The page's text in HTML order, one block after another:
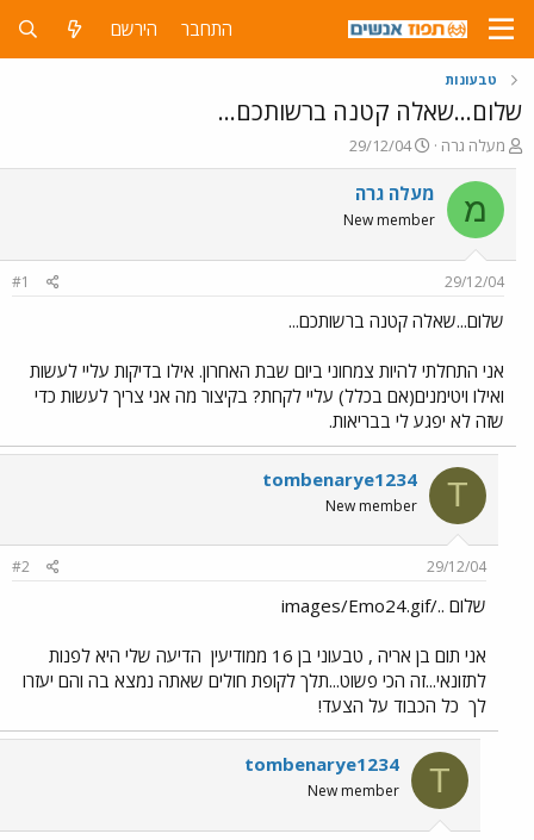
התחבר הירשם
טבעונות
שלום...שאלה קטנה ברשותכם...
פ
ו
ת
ח
ה
ש
א
מעלה גרה
פ
ו
ר
ם
ר
ך
29/12/04
מ מעלה גרה
New member
29/12/04
#1
שלום...שאלה קטנה ברשותכם...
אני התחלתי להיות צמחוני ביום שבת האחרון. אילו בדיקות עליי לעשות
ואילו ויטימנים(אם בכלל) עליי לקחת? בקיצור מה אני צריך לעשות כדי
שזה לא יפגע לי בבריאות.
T
tombenarye1234
New member
29/12/04
#2
שלום ../images/Emo24.gif
אני תום בן אריה , טבעוני בן 16 ממודיעין
הדיעה שלי היא לפנות
לתזונאי...זה הכי פשוט...תלך לקופת חולים שאתה נמצא בה והם יעזרו
לך כל הכבוד על הצעד!
T
tombenarye1234
New member